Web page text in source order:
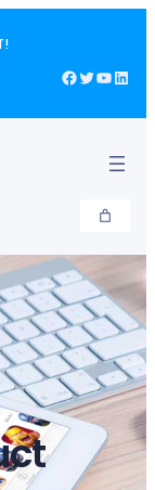
Facebook Twitter YouTube LinkedIn